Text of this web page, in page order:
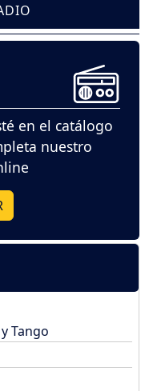
en el catálogo
nuestro
Tango